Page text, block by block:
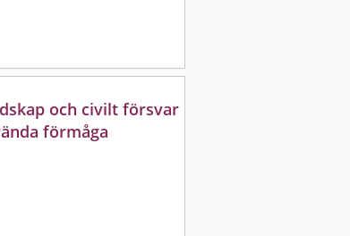
och civilt försvar
förmåga